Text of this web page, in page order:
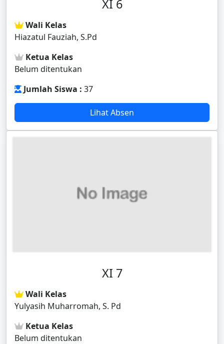
XI 6
Wali Kelas
Hiazatul Fauziah, S.Pd
Ketua Kelas
Belum ditentukan
Jumlah Siswa : 37
Lihat Absen
XI 7
Wali Kelas
Yulyasih Muharromah, S. Pd
Ketua Kelas
Belum ditentukan